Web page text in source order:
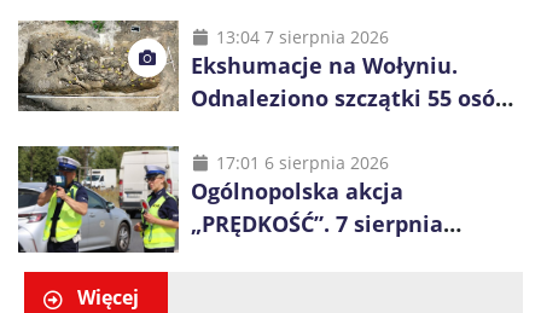
48 godzin
13:04 7 sierpnia 2026
Ekshumacje na Wołyniu.
Odnaleziono szczątki 55 osób,
17:01 6 sierpnia 2026
Ogólnopolska akcja
„PRĘDKOŚĆ”. 7 sierpnia
Więcej